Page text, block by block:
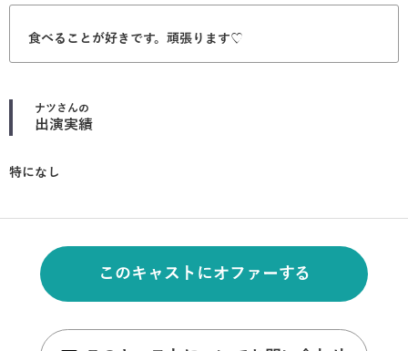
食べることが好きです。頑張ります♡
ナツ さんの
出演実績
特になし
このキャストにオファーする